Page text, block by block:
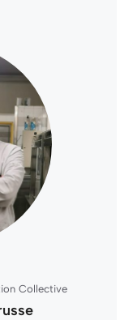
Collective